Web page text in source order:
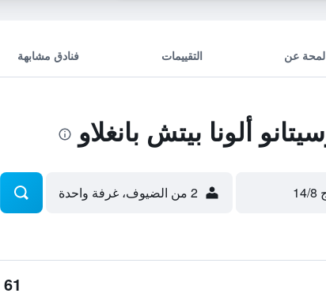
لمحة عن التقييمات فنادق مشابهة
ألونا بيتش بانغلاو
8 2 من الضيوف، غرفة واحدة
61 ﷼